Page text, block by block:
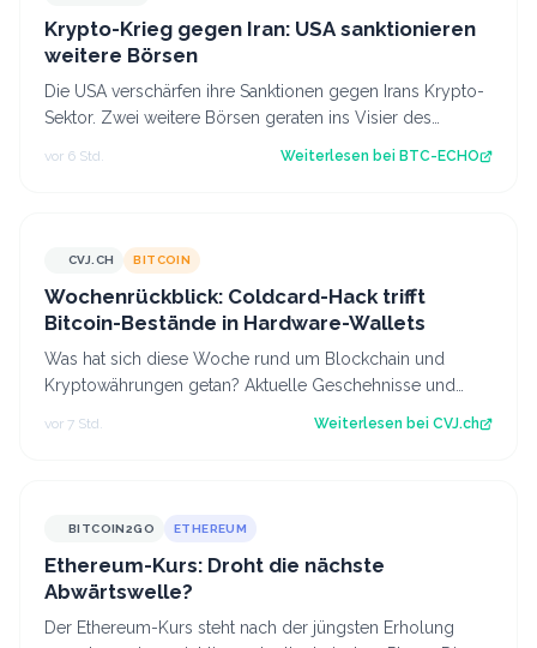
Krypto-Krieg gegen Iran: USA sanktionieren
weitere Börsen
Die USA verschärfen ihre Sanktionen gegen Irans Krypto-
Sektor. Zwei weitere Börsen geraten ins Visier des
vor 6 Std. Weiterlesen bei BTC-ECHO
CVJ.CHCVJ.CH BITCOIN
Wochenrückblick: Coldcard-Hack trifft
Bitcoin-Bestände in Hardware-Wallets
Was hat sich diese Woche rund um Blockchain und
Kryptowährungen getan? Aktuelle Geschehnisse und
Hintergrundberichte im Wochenrückblick. Der…
vor 7 Std. Weiterlesen bei CVJ.ch
BITCOIN2GO ETHEREUM
Ethereum-Kurs: Droht die nächste
Abwärtswelle?
Der Ethereum-Kurs steht nach der jüngsten Erholung